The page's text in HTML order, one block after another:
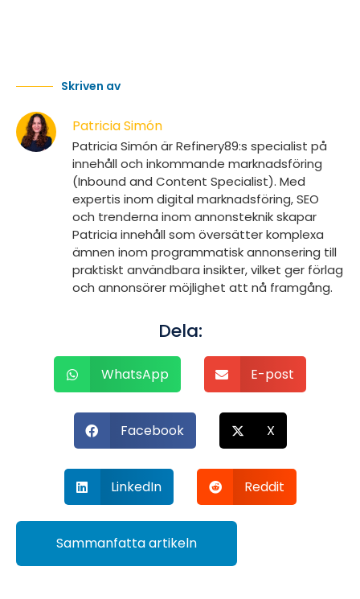
Skriven av
Patricia Simón
Patricia Simón är Refinery89:s specialist på
innehåll och inkommande marknadsföring
(Inbound and Content Specialist). Med
expertis inom digital marknadsföring, SEO
och trenderna inom annonsteknik skapar
Patricia innehåll som översätter komplexa
ämnen inom programmatisk annonsering till
praktiskt användbara insikter, vilket ger förlag
och annonsörer möjlighet att nå framgång.
Dela:
WhatsApp E-post
Facebook X
LinkedIn Reddit
Sammanfatta artikeln